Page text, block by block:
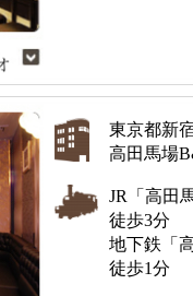
東京都新
高田馬場
JR「高田
徒歩3分
地下鉄「
徒歩1分